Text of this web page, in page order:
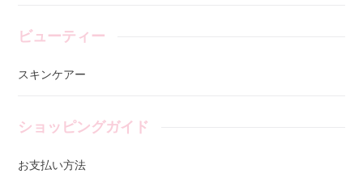
ビューティー
スキンケアー
ショッピングガイド
お支払い方法